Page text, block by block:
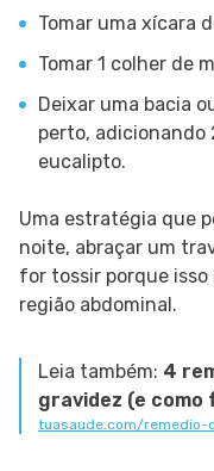
Tomar uma xícara
Tomar 1 colher de
Deixar uma bacia
perto, adicionando
eucalipto.
Uma estratégia que
noite, abraçar um
for tossir porque
região abdominal.
Leia também: 4
gravidez (e como
tuasaude.com/